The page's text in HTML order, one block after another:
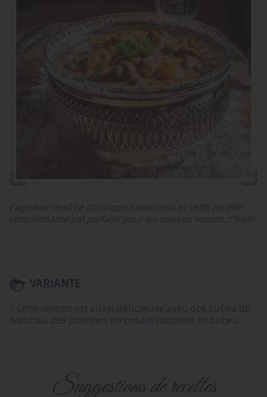
L’agneau rend ce classique savoureux et cette recette
réconfortante est parfaite pour les soirées froides d’hiver.
VARIANTE
* Cette recette est aussi délicieuse avec des cubes de
bœuf ou des poitrines de poulet coupées en cubes.
suggestions de recettes